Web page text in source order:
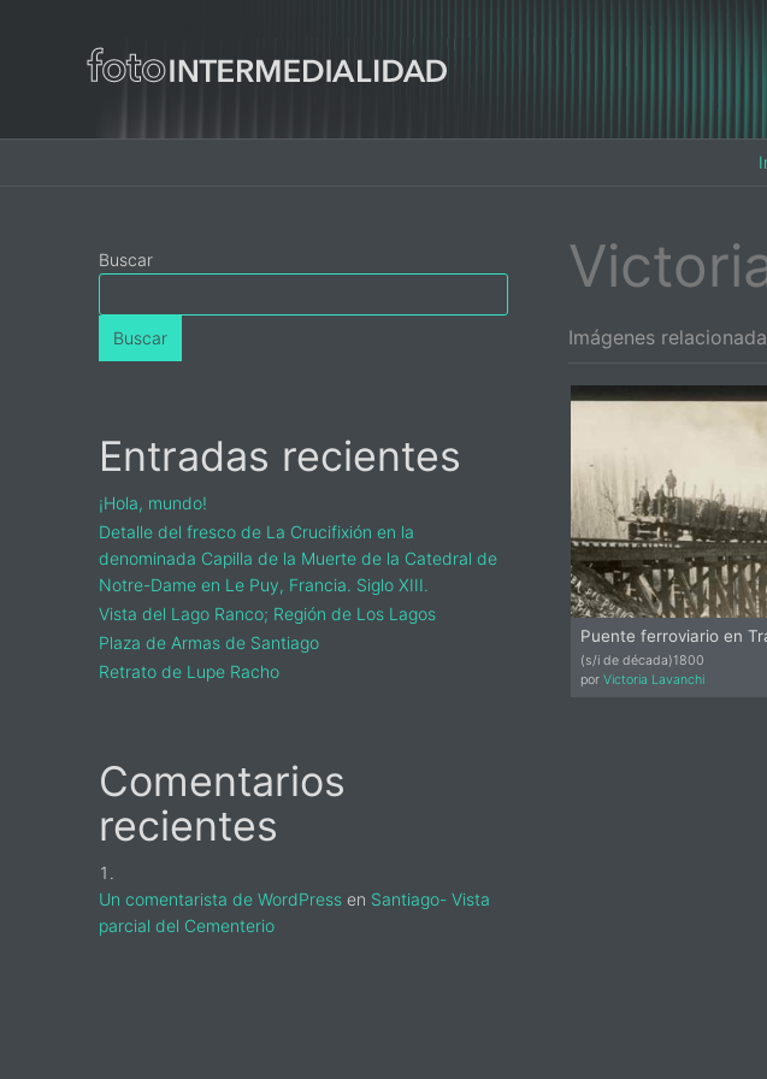
Imágenes
Puente ferroviario en
(s/i de década)1800
por Victoria Lavanchi
Primary
Sidebar
Buscar
Buscar
Entradas recientes
¡Hola, mundo!
Detalle del fresco de La Crucifixión en la
denominada Capilla de la Muerte de la Catedral de
Notre-Dame en Le Puy, Francia. Siglo XIII.
Vista del Lago Ranco; Región de Los Lagos
Plaza de Armas de Santiago
Retrato de Lupe Racho
Comentarios
recientes
Un comentarista de WordPress en Santiago- Vista
parcial del Cementerio